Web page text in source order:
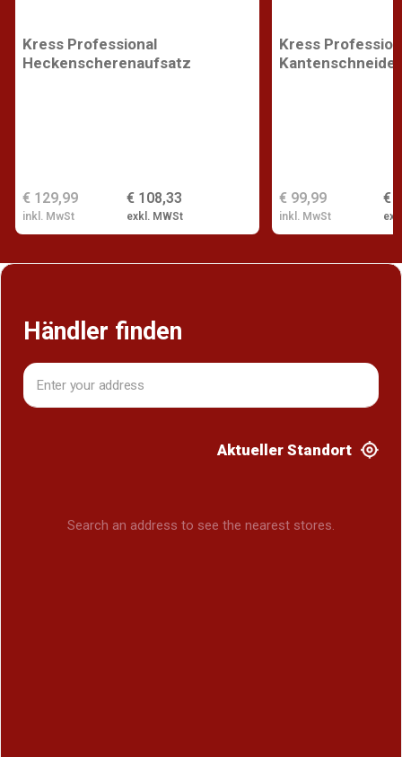
Kress Professional
Heckenscherenaufsatz
€ 108,33
exkl. MWSt
€ 129,99
inkl. MwSt
Kress
€
€ 99,99
inkl. MwSt
Händler finden
Aktueller Standort
Search an address to see the nearest stores.